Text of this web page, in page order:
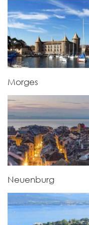
Morges
Neuenburg